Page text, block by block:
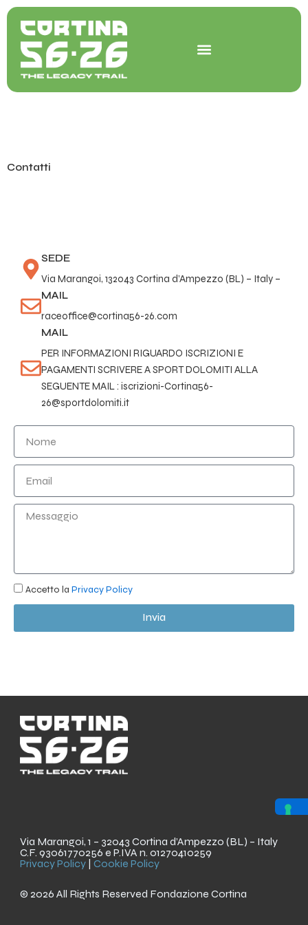
Vai
contenuto
Contatti
SEDE
Via Marangoi, 132043 Cortina d’Ampezzo (BL) – Italy –
MAIL
raceoffice@cortina56-26.com
MAIL
PER INFORMAZIONI RIGUARDO ISCRIZIONI E
PAGAMENTI SCRIVERE A SPORT DOLOMITI ALLA
SEGUENTE MAIL : iscrizioni-Cortina56-
26@sportdolomiti.it
N
m
E
a
M
g
i
Accetto la Privacy Policy
Invia
Via Marangoi, 1 – 32043 Cortina d’Ampezzo (BL) – Italy
C.F. 93061770256 e P.IVA n. 01270410259
Privacy Policy |Cookie Policy
© 2026 All Rights Reserved Fondazione Cortina